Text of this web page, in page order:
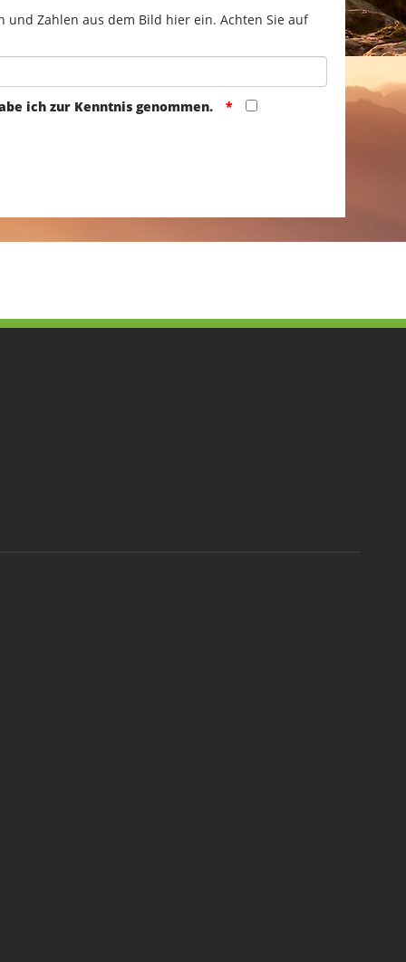
und Zahlen aus dem Bild hier ein. Achten Sie auf
ich zur Kenntnis genommen.